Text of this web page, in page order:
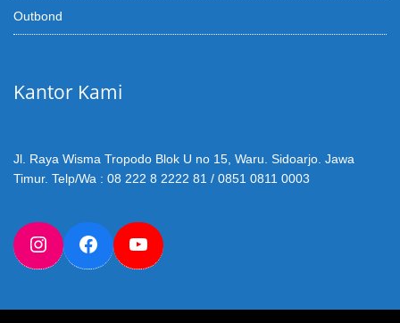
Outbond
Kantor Kami
Jl. Raya Wisma Tropodo Blok U no 15, Waru. Sidoarjo. Jawa
Timur. Telp/Wa : 08 222 8 2222 81 / 0851 0811 0003
InstagramFacebookYouTube